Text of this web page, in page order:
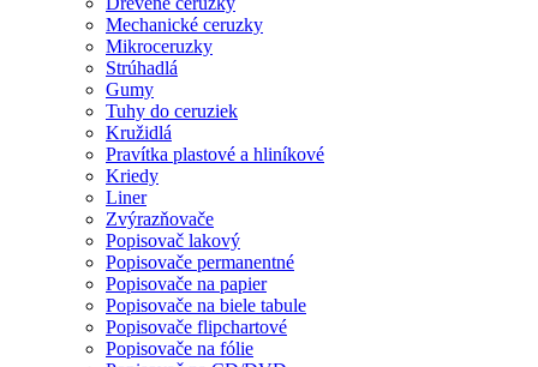
Mechanické ceruzky
Mikroceruzky
Strúhadlá
Gumy
Tuhy do ceruziek
Kružidlá
Pravítka plastové a hliníkové
Kriedy
Liner
Zvýrazňovače
Popisovač lakový
Popisovače permanentné
Popisovače na papier
Popisovače na biele tabule
Popisovače flipchartové
Popisovače na fólie